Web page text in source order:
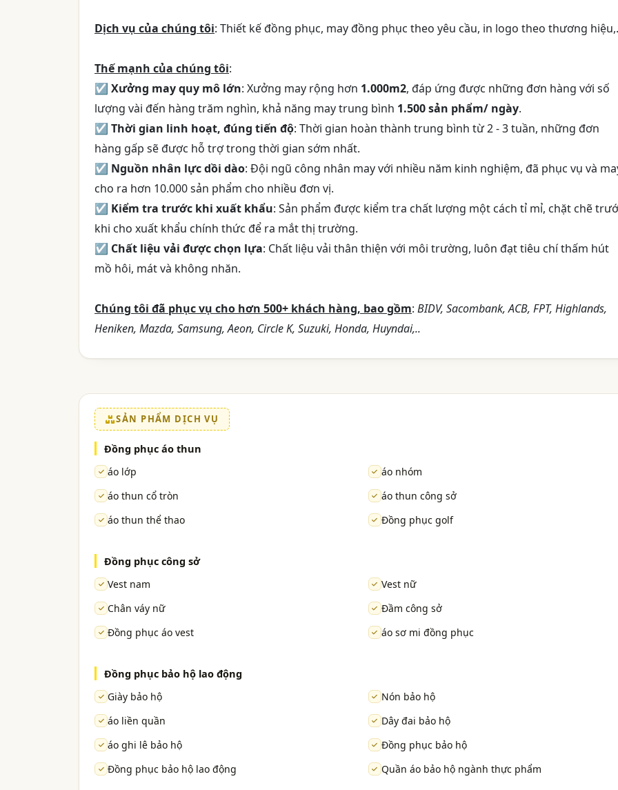
Dịch vụ của chúng tôi: Thiết kế đồng phục, may đồng phục theo yêu cầu, in logo theo thương
Thế mạnh của chúng tôi:
☑ Xưởng may quy mô lớn: Xưởng may rộng hơn 1.000m2, đáp ứng được những đơn hàng với số
lượng vài đến hàng trăm nghìn, khả năng may trung bình 1.500 sản phẩm/ ngày.
☑ Thời gian linh hoạt, đúng tiến độ: Thời gian hoàn thành trung bình từ 2 - 3 tuần, những đơn
hàng gấp sẽ được hỗ trợ trong thời gian sớm nhất.
☑ Nguồn nhân lực dồi dào: Đội ngũ công nhân may với nhiều năm kinh nghiệm, đã phục vụ và
cho ra hơn 10.000 sản phẩm cho nhiều đơn vị.
☑ Kiểm tra trước khi xuất khẩu: Sản phẩm được kiểm tra chất lượng một cách tỉ mỉ, chặt chẽ
khi cho xuất khẩu chính thức để ra mắt thị trường.
☑ Chất liệu vải được chọn lựa: Chất liệu vải thân thiện với môi trường, luôn đạt tiêu chí thấm hút
mồ hôi, mát và không nhăn.
Chúng tôi đã phục vụ cho hơn 500+ khách hàng, bao gồm: BIDV, Sacombank, ACB, FPT, Highlands,
Heniken, Mazda, Samsung, Aeon, Circle K, Suzuki, Honda, Huyndai,..
SẢN PHẨM DỊCH VỤ
Đồng phục áo thun
áo lớp
áo nhóm
áo thun cổ tròn
áo thun công sở
áo thun thể thao
Đồng phục golf
Đồng phục công sở
Vest nam
Vest nữ
Chân váy nữ
Đầm công sở
Đồng phục áo vest
áo sơ mi đồng phục
Đồng phục bảo hộ lao động
Giày bảo hộ
Nón bảo hộ
áo liền quần
Dây đai bảo hộ
áo ghi lê bảo hộ
Đồng phục bảo hộ
Đồng phục bảo hộ lao động
Quần áo bảo hộ ngành thực phẩm